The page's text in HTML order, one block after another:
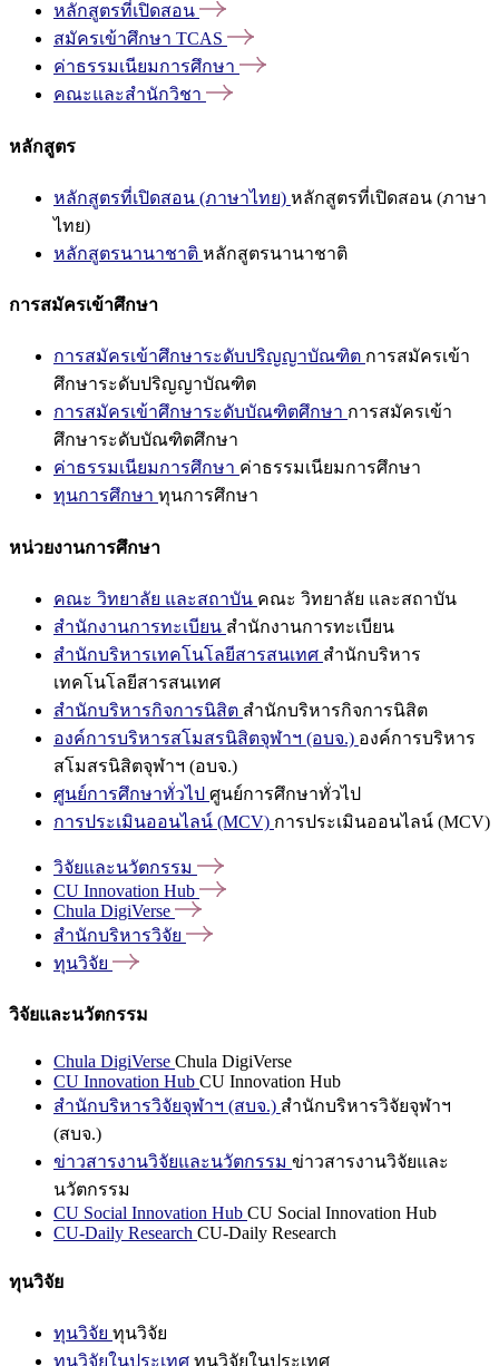
หลักสูตรที่เปิดสอน
สมัครเข้าศึกษา TCAS
ค่าธรรมเนียมการศึกษา
คณะและสำนักวิชา
หลักสูตร
หลักสูตรที่เปิดสอน (ภาษาไทย) หลักสูตรที่เปิดสอน (ภาษา
ไทย)
หลักสูตรนานาชาติ หลักสูตรนานาชาติ
การสมัครเข้าศึกษา
การสมัครเข้าศึกษาระดับปริญญาบัณฑิต การสมัครเข้า
ศึกษาระดับปริญญาบัณฑิต
การสมัครเข้าศึกษาระดับบัณฑิตศึกษา การสมัครเข้า
ศึกษาระดับบัณฑิตศึกษา
ค่าธรรมเนียมการศึกษา ค่าธรรมเนียมการศึกษา
ทุนการศึกษา ทุนการศึกษา
หน่วยงานการศึกษา
คณะ วิทยาลัย และสถาบัน คณะ วิทยาลัย และสถาบัน
สำนักงานการทะเบียน สำนักงานการทะเบียน
สำนักบริหารเทคโนโลยีสารสนเทศ สำนักบริหาร
เทคโนโลยีสารสนเทศ
สำนักบริหารกิจการนิสิต สำนักบริหารกิจการนิสิต
องค์การบริหารสโมสรนิสิตจุฬาฯ (อบจ.) องค์การบริหาร
สโมสรนิสิตจุฬาฯ (อบจ.)
ศูนย์การศึกษาทั่วไป ศูนย์การศึกษาทั่วไป
การประเมินออนไลน์ (MCV) การประเมินออนไลน์ (MCV)
วิจัยและนวัตกรรม
CU Innovation Hub
Chula DigiVerse
สำนักบริหารวิจัย
ทุนวิจัย
วิจัยและนวัตกรรม
Chula DigiVerse Chula DigiVerse
CU Innovation Hub CU Innovation Hub
สำนักบริหารวิจัยจุฬาฯ (สบจ.) สำนักบริหารวิจัยจุฬาฯ
(สบจ.)
ข่าวสารงานวิจัยและนวัตกรรม ข่าวสารงานวิจัยและ
นวัตกรรม
CU Social Innovation Hub CU Social Innovation Hub
CU-Daily Research CU-Daily Research
ทุนวิจัย
ทุนวิจัย ทุนวิจัย
ทุนวิจัยในประเทศ ทุนวิจัยในประเทศ